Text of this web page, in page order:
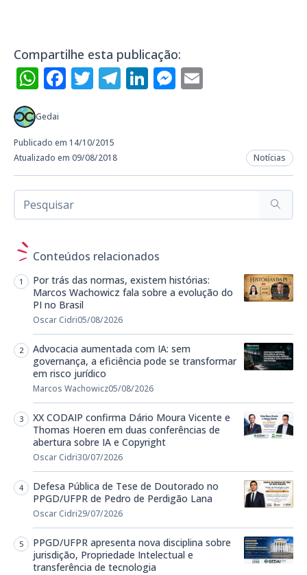
Compartilhe esta publicação:
WhatsApp
Facebook
Twitter
Telegram
LinkedIn
Messenger
Gedai
Publicado em 14/10/2015
Atualizado em 09/08/2018
Notícias
Conteúdos relacionados
Por trás das normas, existem histórias:
Marcos Wachowicz fala sobre a evolução do
PI no Brasil
Oscar Cidri05/08/2026
Advocacia aumentada com IA: sem
governança, a eficiência pode se transformar
em risco jurídico
Marcos Wachowicz05/08/2026
XX CODAIP confirma Dário Moura Vicente e
Thomas Hoeren em duas conferências de
abertura sobre IA e Copyright
Oscar Cidri30/07/2026
Defesa Pública de Tese de Doutorado no
PPGD/UFPR de Pedro de Perdigão Lana
Oscar Cidri29/07/2026
PPGD/UFPR apresenta nova disciplina sobre
jurisdição, Propriedade Intelectual e
transferência de tecnologia